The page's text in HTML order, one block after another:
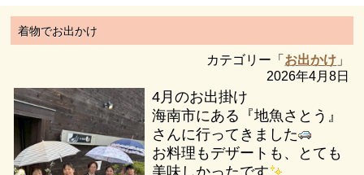
着物でお出かけ
カテゴリー「 お出かけ 」
2026年4月8日
4月のお出掛け
海南市にある『地魚さとう』
さんに行ってきました
お料理もデザートも、とても
美味しかったです